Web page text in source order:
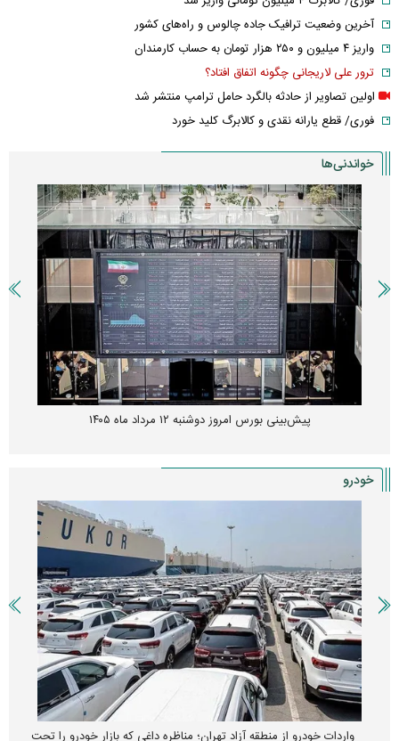
آخرین وضعیت ترافیک جاده چالوس و راه‌های کشور
واریز ۴ میلیون و ۲۵۰ هزار تومان به حساب کارمندان
ترور علی لاریجانی چگونه اتفاق افتاد؟
اولین تصاویر از حادثه بالگرد حامل ترامپ منتشر شد
فوری/ قطع یارانه نقدی و کالابرگ کلید خورد
خواندنی‌ها
پیش‌بینی بورس امروز دوشنبه ۱۲ مرداد ماه ۱۴۰۵
خودرو
واردات خودرو از منطقه آزاد تهران؛ مناظره داغی که بازار خودرو را تحت